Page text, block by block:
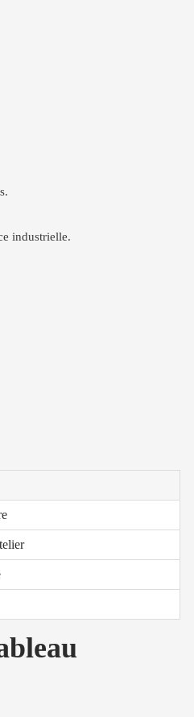
industrielle.